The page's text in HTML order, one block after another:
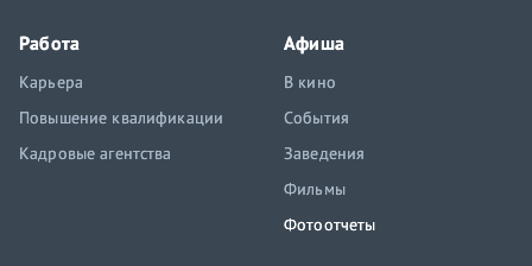
Работа
Карьера
Повышение квалификации
Кадровые агентства
Афиша
В кино
События
Заведения
Фильмы
Фотоотчеты